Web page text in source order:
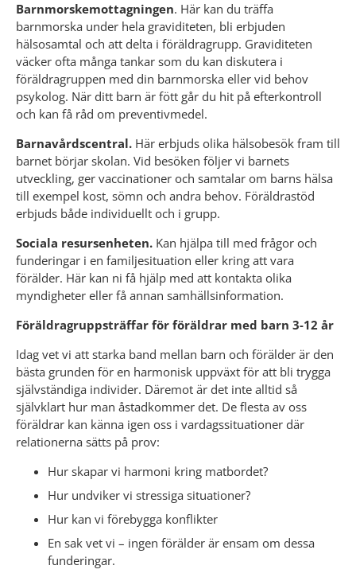
Barnmorskemottagningen. Här kan du träffa
barnmorska under hela graviditeten, bli erbjuden
hälsosamtal och att delta i föräldragrupp. Graviditeten
väcker ofta många tankar som du kan diskutera i
föräldragruppen med din barnmorska eller vid behov
psykolog. När ditt barn är fött går du hit på efterkontroll
och kan få råd om preventivmedel.
Barnavårdscentral. Här erbjuds olika hälsobesök fram till
barnet börjar skolan. Vid besöken följer vi barnets
utveckling, ger vaccinationer och samtalar om barns hälsa
till exempel kost, sömn och andra behov. Föräldrastöd
erbjuds både individuellt och i grupp.
Sociala resursenheten. Kan hjälpa till med frågor och
funderingar i en familjesituation eller kring att vara
förälder. Här kan ni få hjälp med att kontakta olika
myndigheter eller få annan samhällsinformation.
Föräldragruppsträffar för föräldrar med barn 3-12 år
Idag vet vi att starka band mellan barn och förälder är den
bästa grunden för en harmonisk uppväxt för att bli trygga
självständiga individer. Däremot är det inte alltid så
självklart hur man åstadkommer det. De flesta av oss
föräldrar kan känna igen oss i vardagssituationer där
relationerna sätts på prov:
Hur skapar vi harmoni kring matbordet?
Hur undviker vi stressiga situationer?
Hur kan vi förebygga konflikter
En sak vet vi – ingen förälder är ensam om dessa
funderingar.